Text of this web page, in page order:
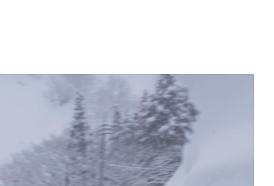
モーガン
ロールス・ロイス
キャデラック
シボレー
テスラ
ヒョンデ